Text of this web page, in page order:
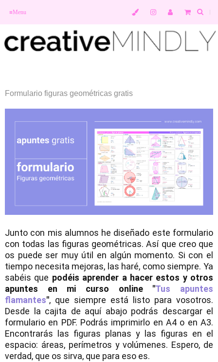
≡Menu
Formulario figuras geométricas gratis
Junto con mis alumnos he diseñado este formulario
con todas las figuras geométricas. Así que creo que
os puede ser muy útil en algún momento. Si con el
tiempo necesita mejoras, las haré, como siempre. Ya
sabéis que podéis aprender a hacer estos y otros
apuntes en mi curso online "Tus apuntes
flamantes", que siempre está listo para vosotros.
Desde la cajita de aquí abajo podrás descargar el
formulario en PDF. Podrás imprimirlo en A4 o en A3.
Encontrarás las figuras planas y las figuras en el
espacio: áreas, perímetros y volúmenes. Espero, de
verdad, que os sirva, que para eso es.